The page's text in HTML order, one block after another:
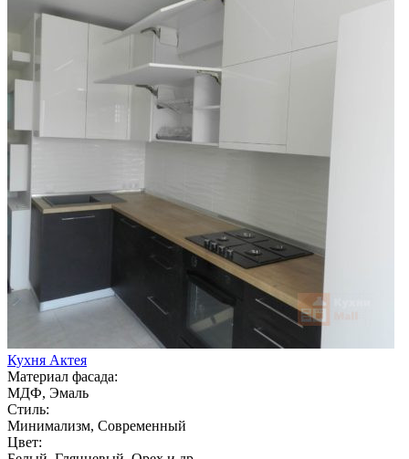
Кухня Актея
Материал фасада:
МДФ, Эмаль
Стиль:
Минимализм, Современный
Цвет: